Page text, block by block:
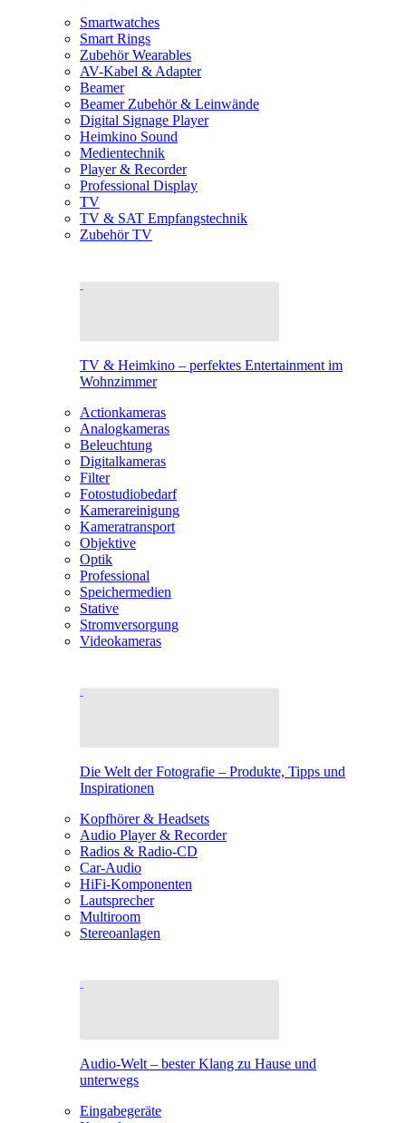
Smartwatches
Smart Rings
Zubehör Wearables
AV-Kabel & Adapter
Beamer
Beamer Zubehör & Leinwände
Digital Signage Player
Heimkino Sound
Medientechnik
Player & Recorder
Professional Display
TV
TV & SAT Empfangstechnik
Zubehör TV
TV & Heimkino – perfektes Entertainment im
Wohnzimmer
Actionkameras
Analogkameras
Beleuchtung
Digitalkameras
Filter
Fotostudiobedarf
Kamerareinigung
Kameratransport
Objektive
Optik
Professional
Speichermedien
Stative
Stromversorgung
Videokameras
Die Welt der Fotografie – Produkte, Tipps und
Inspirationen
Kopfhörer & Headsets
Audio Player & Recorder
Radios & Radio-CD
Car-Audio
HiFi-Komponenten
Lautsprecher
Multiroom
Stereoanlagen
Audio-Welt – bester Klang zu Hause und
unterwegs
Eingabegeräte